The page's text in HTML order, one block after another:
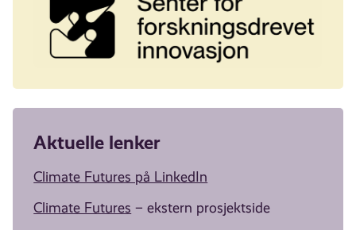
Aktuelle lenker
Climate Futures på LinkedIn
Climate Futures – ekstern prosjektside